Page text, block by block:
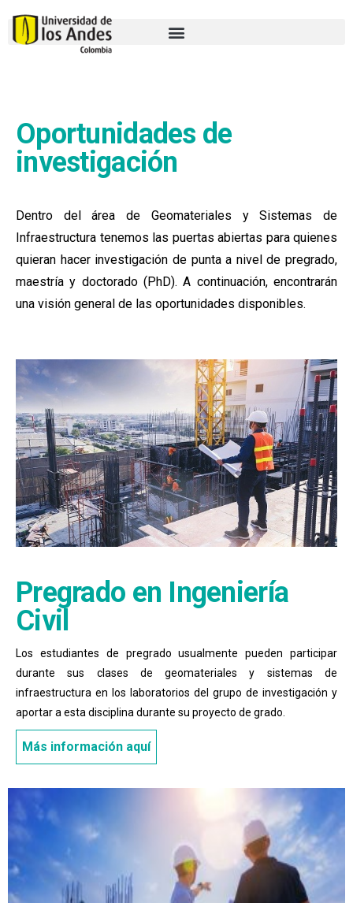
Oportunidades de
investigación
Dentro del área de Geomateriales y Sistemas de
Infraestructura tenemos las puertas abiertas para quienes
quieran hacer investigación de punta a nivel de pregrado,
maestría y doctorado (PhD). A continuación, encontrarán
una visión general de las oportunidades disponibles.
Pregrado en Ingeniería
Civil
Los estudiantes de pregrado usualmente pueden participar
durante sus clases de geomateriales y sistemas de
infraestructura en los laboratorios del grupo de investigación y
aportar a esta disciplina durante su proyecto de grado.
Más información aquí